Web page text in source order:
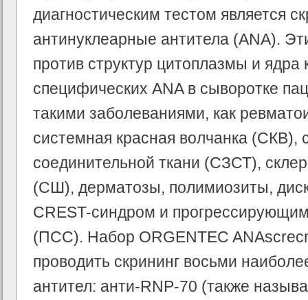
диагностическим тестом является
антинуклеарные антитела (ANA).
против структур цитоплазмы и ядра
специфических ANA в сыворотке
такими заболеваниями, как
системная красная волчанка
соединительной ткани (СЗСТ),
(СШ), дерматозы, полимиозиты,
CREST-синдром и
(ПСС). Набор ORGENTEC
проводить скрининг восьми
антител: aнти-RNP-70 (также